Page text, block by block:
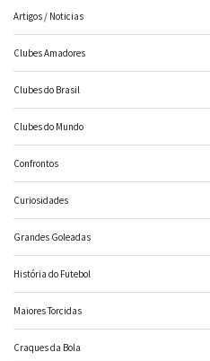
Artigos / Noticias
Clubes Amadores
Clubes do Brasil
Clubes do Mundo
Confrontos
Curiosidades
Grandes Goleadas
História do Futebol
Maiores Torcidas
Craques da Bola